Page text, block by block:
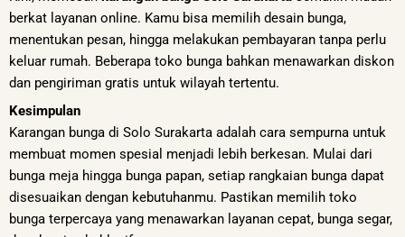
berkat layanan online. Kamu bisa memilih desain bunga,
menentukan pesan, hingga melakukan pembayaran tanpa perlu
keluar rumah. Beberapa toko bunga bahkan menawarkan diskon
dan pengiriman gratis untuk wilayah tertentu.
Kesimpulan
Karangan bunga di Solo Surakarta adalah cara sempurna untuk
membuat momen spesial menjadi lebih berkesan. Mulai dari
bunga meja hingga bunga papan, setiap rangkaian bunga dapat
disesuaikan dengan kebutuhanmu. Pastikan memilih toko
bunga terpercaya yang menawarkan layanan cepat, bunga segar,